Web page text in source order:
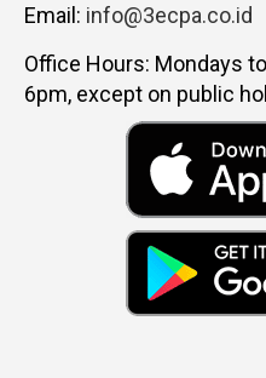
Email: info@3ecpa.co.id
Office Hours: Mondays
6pm, except on public